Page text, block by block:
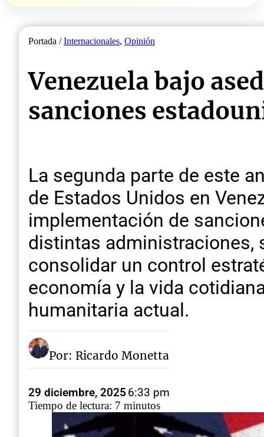
Portada /Internacionales, Opinión
Venezuela bajo
sanciones
La segunda parte de este
de Estados Unidos en
implementación de
distintas administraciones,
consolidar un control
economía y la vida
humanitaria actual.
Por: Ricardo Monetta
29 diciembre, 2025 6:33 pm
Tiempo de lectura: 7 minutos